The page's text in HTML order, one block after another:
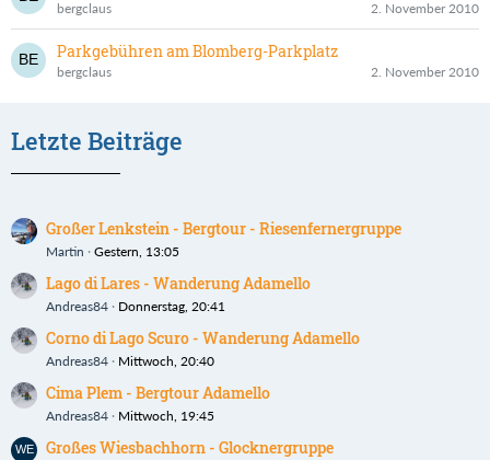
bergclaus 2. November 2010
Parkgebühren am Blomberg-Parkplatz
bergclaus 2. November 2010
Letzte Beiträge
Großer Lenkstein - Bergtour - Riesenfernergruppe
Martin Gestern, 13:05
Lago di Lares - Wanderung Adamello
Andreas84 Donnerstag, 20:41
Corno di Lago Scuro - Wanderung Adamello
Andreas84 Mittwoch, 20:40
Cima Plem - Bergtour Adamello
Andreas84 Mittwoch, 19:45
Großes Wiesbachhorn - Glocknergruppe